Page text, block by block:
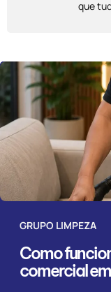
que
GRUPO LIMPEZA
Como
comercial